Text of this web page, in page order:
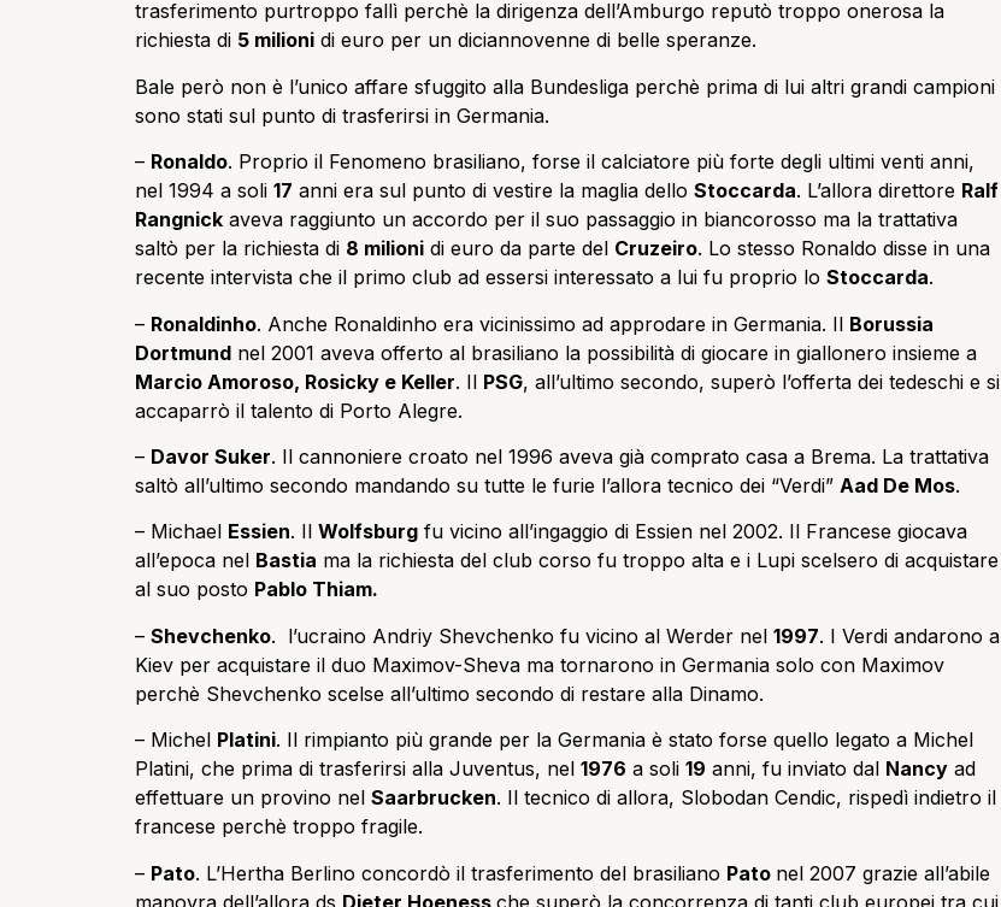
trasferimento purtroppo fallì perchè la dirigenza dell’Amburgo reputò troppo onerosa la
richiesta di 5 milioni di euro per un diciannovenne di belle speranze.
Bale però non è l’unico affare sfuggito alla Bundesliga perchè prima di lui altri grandi campioni
sono stati sul punto di trasferirsi in Germania.
– Ronaldo. Proprio il Fenomeno brasiliano, forse il calciatore più forte degli ultimi venti anni,
nel 1994 a soli 17 anni era sul punto di vestire la maglia dello Stoccarda. L’allora direttore Ralf
Rangnick aveva raggiunto un accordo per il suo passaggio in biancorosso ma la trattativa
saltò per la richiesta di 8 milioni di euro da parte del Cruzeiro. Lo stesso Ronaldo disse in una
recente intervista che il primo club ad essersi interessato a lui fu proprio lo Stoccarda.
– Ronaldinho. Anche Ronaldinho era vicinissimo ad approdare in Germania. Il Borussia
Dortmund nel 2001 aveva offerto al brasiliano la possibilità di giocare in giallonero insieme a
Marcio Amoroso, Rosicky e Keller. Il PSG, all’ultimo secondo, superò l’offerta dei tedeschi e si
accaparrò il talento di Porto Alegre.
– Davor Suker. Il cannoniere croato nel 1996 aveva già comprato casa a Brema. La trattativa
saltò all’ultimo secondo mandando su tutte le furie l’allora tecnico dei “Verdi” Aad De Mos.
– Michael Essien. Il Wolfsburg fu vicino all’ingaggio di Essien nel 2002. Il Francese giocava
all’epoca nel Bastia ma la richiesta del club corso fu troppo alta e i Lupi scelsero di acquistare
al suo posto Pablo Thiam.
– Shevchenko. l’ucraino Andriy Shevchenko fu vicino al Werder nel 1997. I Verdi andarono a
Kiev per acquistare il duo Maximov-Sheva ma tornarono in Germania solo con Maximov
perchè Shevchenko scelse all’ultimo secondo di restare alla Dinamo.
– Michel Platini. Il rimpianto più grande per la Germania è stato forse quello legato a Michel
Platini, che prima di trasferirsi alla Juventus, nel 1976 a soli 19 anni, fu inviato dal Nancy ad
effettuare un provino nel Saarbrucken. Il tecnico di allora, Slobodan Cendic, rispedì indietro il
francese perchè troppo fragile.
– Pato. L’Hertha Berlino concordò il trasferimento del brasiliano Pato nel 2007 grazie all’abile
manovra dell’allora ds Dieter Hoeness che superò la concorrenza di tanti club europei tra cui